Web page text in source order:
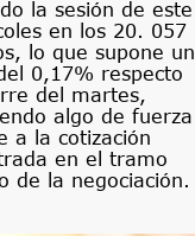
la sesión de este
en los 20. 057
lo que supone un
0,17% respecto
del martes,
algo de fuerza
a la cotización
en el tramo
de la negociación.